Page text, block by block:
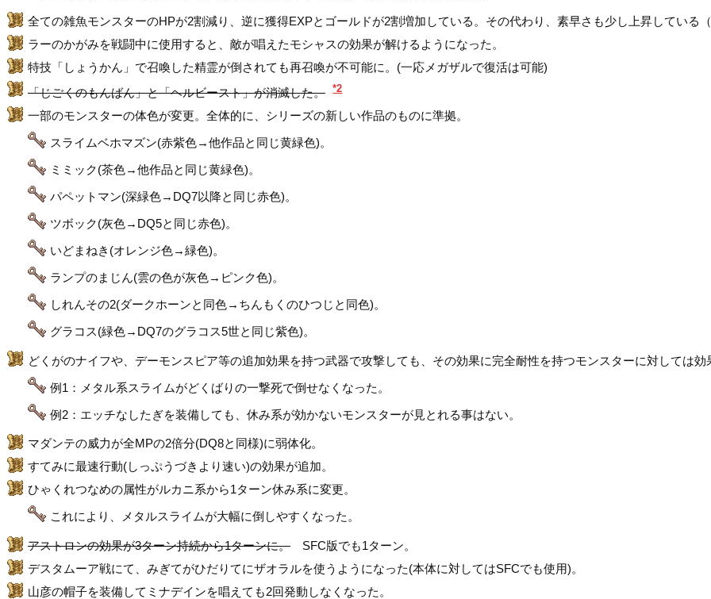
全ての雑魚モンスターのHPが2割減り、逆に獲得EXPとゴールドが2割増加している。その代わり、素早さも少し上昇している（
ラーのかがみを戦闘中に使用すると、敵が唱えたモシャスの効果が解けるようになった。
特技「しょうかん」で召喚した精霊が倒されても再召喚が不可能に。(一応メガザルで復活は可能)
「じごくのもんばん」と「ヘルビースト」が消滅した。
*2
一部のモンスターの体色が変更。全体的に、シリーズの新しい作品のものに準拠。
スライムベホマズン(赤紫色→他作品と同じ黄緑色)。
ミミック(茶色→他作品と同じ黄緑色)。
パペットマン(深緑色→DQ7以降と同じ赤色)。
ツボック(灰色→DQ5と同じ赤色)。
いどまねき(オレンジ色→緑色)。
ランプのまじん(雲の色が灰色→ピンク色)。
しれんその2(ダークホーンと同色→ちんもくのひつじと同色)。
グラコス(緑色→DQ7のグラコス5世と同じ紫色)。
どくがのナイフや、デーモンスピア等の追加効果を持つ武器で攻撃しても、その効果に完全耐性を持つモンスターに対しては効
例1：メタル系スライムがどくばりの一撃死で倒せなくなった。
例2：エッチなしたぎを装備しても、休み系が効かないモンスターが見とれる事はない。
マダンテの威力が全MPの2倍分(DQ8と同様)に弱体化。
すてみに最速行動(しっぷうづきより速い)の効果が追加。
ひゃくれつなめの属性がルカニ系から1ターン休み系に変更。
これにより、メタルスライムが大幅に倒しやすくなった。
アストロンの効果が3ターン持続から1ターンに。 SFC版でも1ターン。
デスタムーア戦にて、みぎてがひだりてにザオラルを使うようになった(本体に対してはSFCでも使用)。
山彦の帽子を装備してミナデインを唱えても2回発動しなくなった。